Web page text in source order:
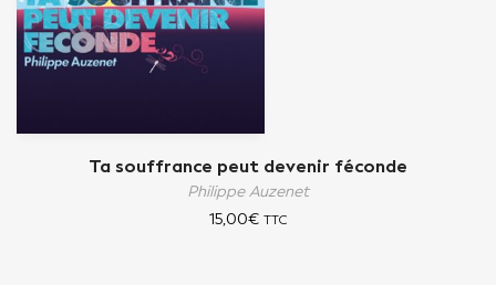
Ta souffrance peut devenir féconde
Philippe Auzenet
15,00€ TTC